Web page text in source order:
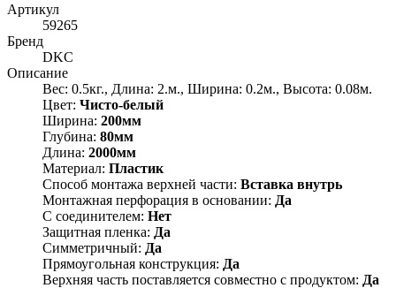
Артикул
59265
Бренд
DKC
Описание
Вес: 0.5кг., Длина: 2.м., Ширина: 0.2м., Высота: 0.08м.
Цвет: Чисто-белый
Ширина: 200мм
Глубина: 80мм
Длина: 2000мм
Материал: Пластик
Способ монтажа верхней части: Вставка внутрь
Монтажная перфорация в основании: Да
С соединителем: Нет
Защитная пленка: Да
Симметричный: Да
Прямоугольная конструкция: Да
Верхняя часть поставляется совместно с продуктом: Да